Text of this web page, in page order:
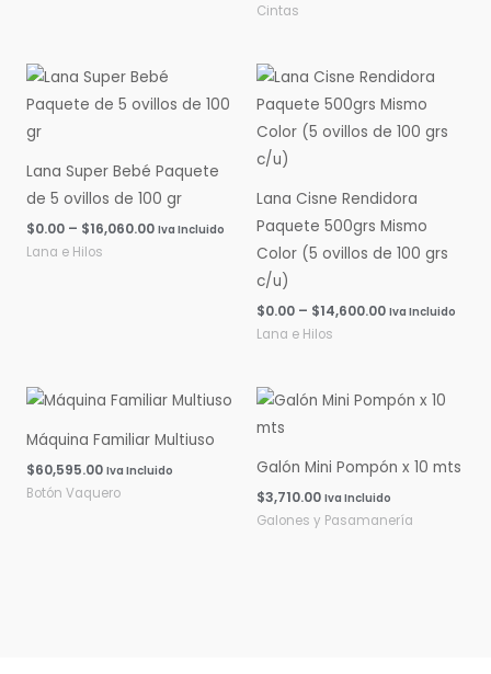
Cintas
Lana Super Bebé Paquete
de 5 ovillos de 100 gr
$0.00 – $16,060.00
Rango
de
precios:
$16,060.00
Iva Incluido
Lana e Hilos
Lana Cisne Rendidora
Paquete 500grs Mismo
Color (5 ovillos de 100 grs
c/u)
$0.00 – $14,600.00
Rango
de
precios:
desde
$0.00
Iva Incluido
Lana e Hilos
Máquina Familiar Multiuso
$60,595.00 Iva Incluido
Botón Vaquero
Galón Mini Pompón x 10 mts
$3,710.00 Iva Incluido
Galones y Pasamanería